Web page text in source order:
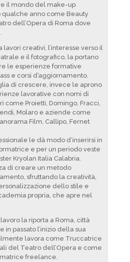
il mondo del make-up
qualche anno come Beauty
dell’Opera di Roma dove
lavori creativi, l’interesse verso il
e il fotografico, la portano
le esperienze formative
e corsi d’aggiornamento.
di crescere, invece le aprono
lavorative con nomi di
come Proietti, Domingo, Fracci,
Molaro e aziende come
Film, Callipo, Fernet
le dà modo d’inserirsi in
e per un periodo veste
Kryolan Italia Calabria.
di creare un metodo
sfruttando la creatività,
dello stile e
propria, che apre nel
la riporta a Roma, città
in passato l’inizio della sua
lavora come Truccatrice
del Teatro dell’Opera e come
freelance.